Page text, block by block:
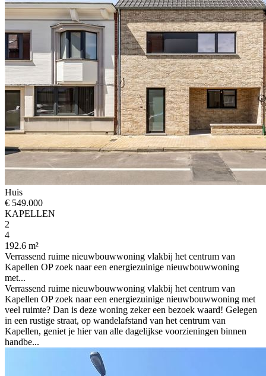
Huis
€ 549.000
KAPELLEN
2
4
192.6 m²
Verrassend ruime nieuwbouwwoning vlakbij het centrum van
Kapellen OP zoek naar een energiezuinige nieuwbouwwoning
met...
Verrassend ruime nieuwbouwwoning vlakbij het centrum van
Kapellen OP zoek naar een energiezuinige nieuwbouwwoning met
veel ruimte? Dan is deze woning zeker een bezoek waard! Gelegen
in een rustige straat, op wandelafstand van het centrum van
Kapellen, geniet je hier van alle dagelijkse voorzieningen binnen
handbe...